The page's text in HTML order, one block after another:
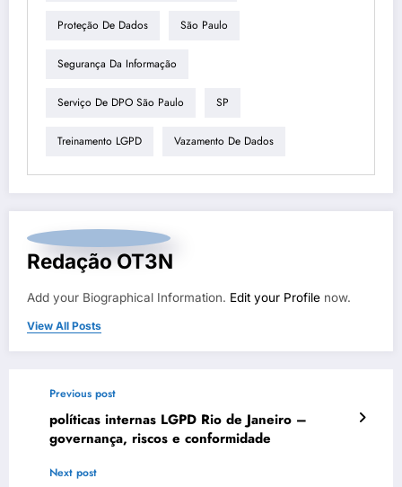
Proteção De Dados São Paulo
Segurança Da Informação
Serviço De DPO São Paulo SP
Treinamento LGPD Vazamento De Dados
Redação OT3N
Add your Biographical Information. Edit your Profile now.
View All Posts
Previous post
políticas internas LGPD Rio de Janeiro –
governança, riscos e conformidade
Next post